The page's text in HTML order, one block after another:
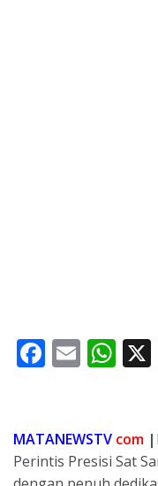
F
ac
b
o
E
m
l
W
h
s
A
MATANEWSTV com |
Perintis Presisi Sat